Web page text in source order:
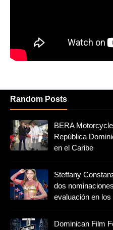
Random Posts
BERA
República
en el Caribe
Steffany
dos
evaluación en
Dominican Film